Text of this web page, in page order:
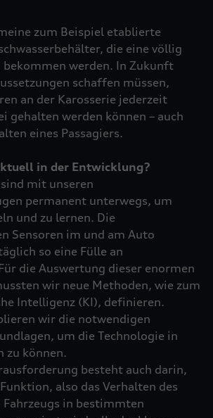
zum Beispiel etablierte
die eine völlig
bekommen werden. In Zukunft
schaffen müssen,
an der Karosserie jederzeit
gehalten werden können – auch
eines Passagiers.
in der Entwicklung?
mit unseren
permanent unterwegs, um
und zu lernen. Die
Sensoren im und am Auto
so eine Fülle an
die Auswertung dieser enormen
wir neue Methoden, wie zum
Intelligenz (KI), definieren.
wir die notwendigen
um die Technologie in
besteht auch darin,
also das Verhalten des
in bestimmten